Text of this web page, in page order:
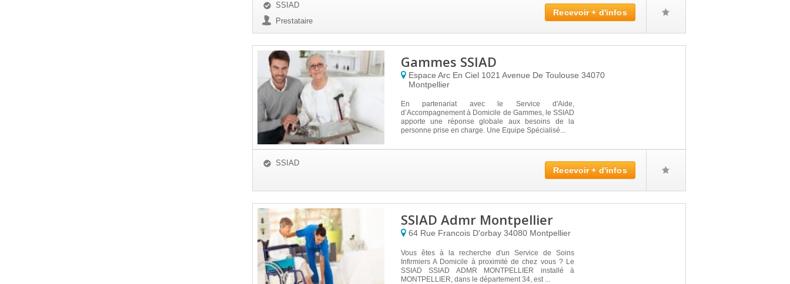
SSIAD
Prestataire
Recevoir + d'infos
Gammes SSIAD
Espace Arc En Ciel 1021 Avenue De Toulouse 34070
Montpellier
En partenariat avec le Service d'Aide,
d’Accompagnement à Domicile de Gammes, le SSIAD
apporte une réponse globale aux besoins de la
personne prise en charge. Une Equipe Spécialisé...
SSIAD
Recevoir + d'infos
SSIAD Admr Montpellier
64 Rue Francois D'orbay 34080 Montpellier
Vous êtes à la recherche d'un Service de Soins
Infirmiers A Domicile à proximité de chez vous ? Le
SSIAD SSIAD ADMR MONTPELLIER installé à
MONTPELLIER, dans le département 34, est ...